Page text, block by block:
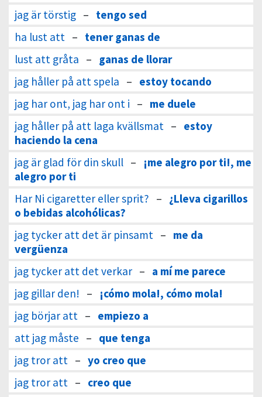
jag är törstig – tengo sed
ha lust att – tener ganas de
lust att gråta – ganas de llorar
jag håller på att spela – estoy tocando
jag har ont, jag har ont i – me duele
jag håller på att laga kvällsmat – estoy
haciendo la cena
jag är glad för din skull –
¡me alegro por ti!, me
alegro por ti
Har Ni cigaretter eller sprit? – ¿Lleva cigarillos
o bebidas alcohólicas?
jag tycker att det är pinsamt – me da
vergüenza
jag tycker att det verkar – a mí me parece
jag gillar den! –
¡cómo mola!, cómo mola!
jag börjar att – empiezo a
att jag måste – que tenga
jag tror att – yo creo que
jag tror att – creo que